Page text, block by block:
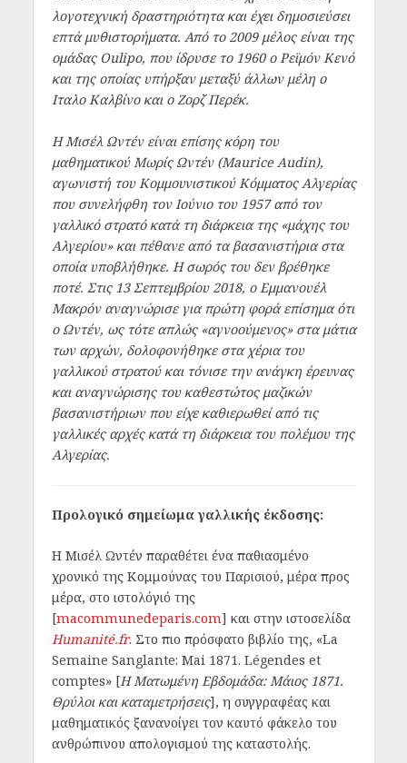
λογοτεχνική δραστηριότητα και έχει δημοσιεύσει
επτά μυθιστορήματα. Από το 2009 μέλος είναι της
ομάδας Oulipo, που ίδρυσε το 1960 ο Ρεϊμόν Κενό
και της οποίας υπήρξαν μεταξύ άλλων μέλη ο
Ιταλο Καλβίνο και ο Ζορζ Περέκ.
Η Μισέλ Ωντέν είναι επίσης κόρη του
μαθηματικού Μωρίς Ωντέν (Maurice Audin),
αγωνιστή του Κομμουνιστικού Κόμματος Αλγερίας
που συνελήφθη τον Ιούνιο του 1957 από τον
γαλλικό στρατό κατά τη διάρκεια της «μάχης του
Αλγερίου» και πέθανε από τα βασανιστήρια στα
οποία υποβλήθηκε. Η σωρός του δεν βρέθηκε
ποτέ. Στις 13 Σεπτεμβρίου 2018, ο Εμμανουέλ
Μακρόν αναγνώρισε για πρώτη φορά επίσημα ότι
ο Ωντέν, ως τότε απλώς «αγνοούμενος» στα μάτια
των αρχών, δολοφονήθηκε στα χέρια του
γαλλικού στρατού και τόνισε την ανάγκη έρευνας
και αναγνώρισης του καθεστώτος μαζικών
βασανιστήριων που είχε καθιερωθεί από τις
γαλλικές αρχές κατά τη διάρκεια του πολέμου της
Αλγερίας.
Προλογικό σημείωμα γαλλικής έκδοσης:
Η Μισέλ Ωντέν παραθέτει ένα παθιασμένο
χρονικό της Κομμούνας του Παρισιού, μέρα προς
μέρα, στο ιστολόγιό της
[macommunedeparis.com] και στην ιστοσελίδα
Humanité.fr. Στο πιο πρόσφατο βιβλίο της, «La
Semaine Sanglante: Mai 1871. Légendes et
comptes» [Η Ματωμένη Εβδομάδα: Μάιος 1871.
Θρύλοι και καταμετρήσεις], η συγγραφέας και
μαθηματικός ξανανοίγει τον καυτό φάκελο του
ανθρώπινου απολογισμού της καταστολής.